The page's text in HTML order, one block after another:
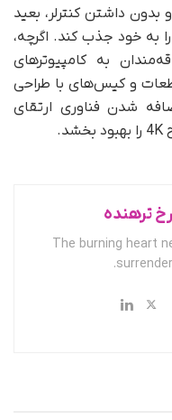
قیمت بیش از ۱۰۴۹ دلار و بدون داشتن کنترلر، بعید
به خود جذب کند. اگرچه،
به کامپیوترهای
و کیس‌های با طراحی
شدن فناوری ارتقای
ترهنده
The burning heart
surrender.